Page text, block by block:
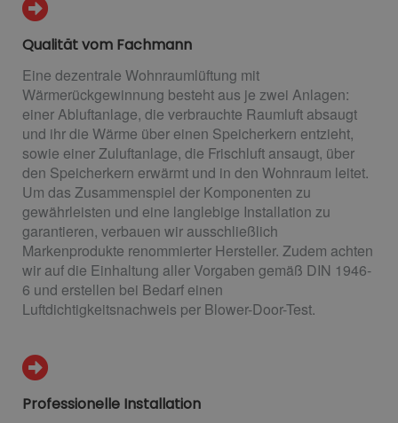
Qualität vom Fachmann
Eine dezentrale Wohnraumlüftung mit
Wärmerückgewinnung besteht aus je zwei Anlagen:
einer Abluftanlage, die verbrauchte Raumluft absaugt
und ihr die Wärme über einen Speicherkern entzieht,
sowie einer Zuluftanlage, die Frischluft ansaugt, über
den Speicherkern erwärmt und in den Wohnraum leitet.
Um das Zusammenspiel der Komponenten zu
gewährleisten und eine langlebige Installation zu
garantieren, verbauen wir ausschließlich
Markenprodukte renommierter Hersteller. Zudem achten
wir auf die Einhaltung aller Vorgaben gemäß DIN 1946-
6 und erstellen bei Bedarf einen
Luftdichtigkeitsnachweis per Blower-Door-Test.
Professionelle Installation